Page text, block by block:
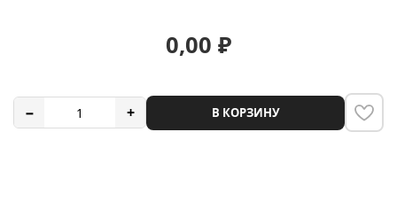
0,00 ₽
− + В КОРЗИНУ